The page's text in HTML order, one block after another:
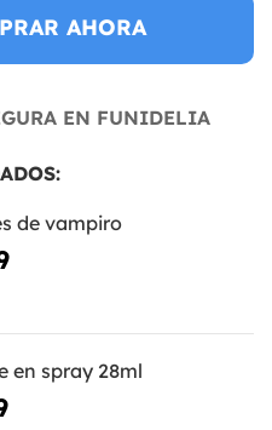
AHORA
EN FUNIDELIA
de vampiro
en spray 28ml